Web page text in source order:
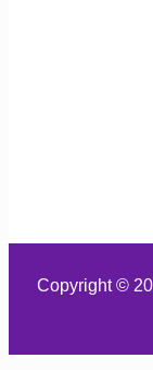
Copyright ©